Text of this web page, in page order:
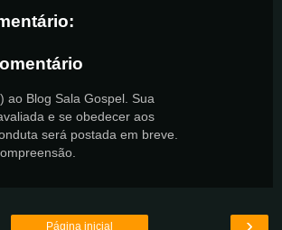
ao Blog Sala Gospel. Sua
e se obedecer aos
será postada em breve.
›
Página inicial